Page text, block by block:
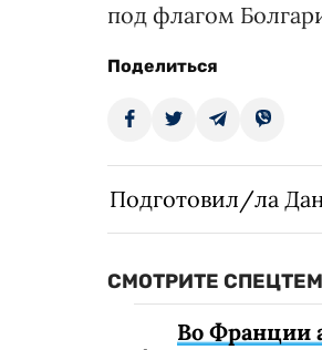
под флагом
Поделиться
Подготовил/ла
СМОТРИТЕ
Во Франции